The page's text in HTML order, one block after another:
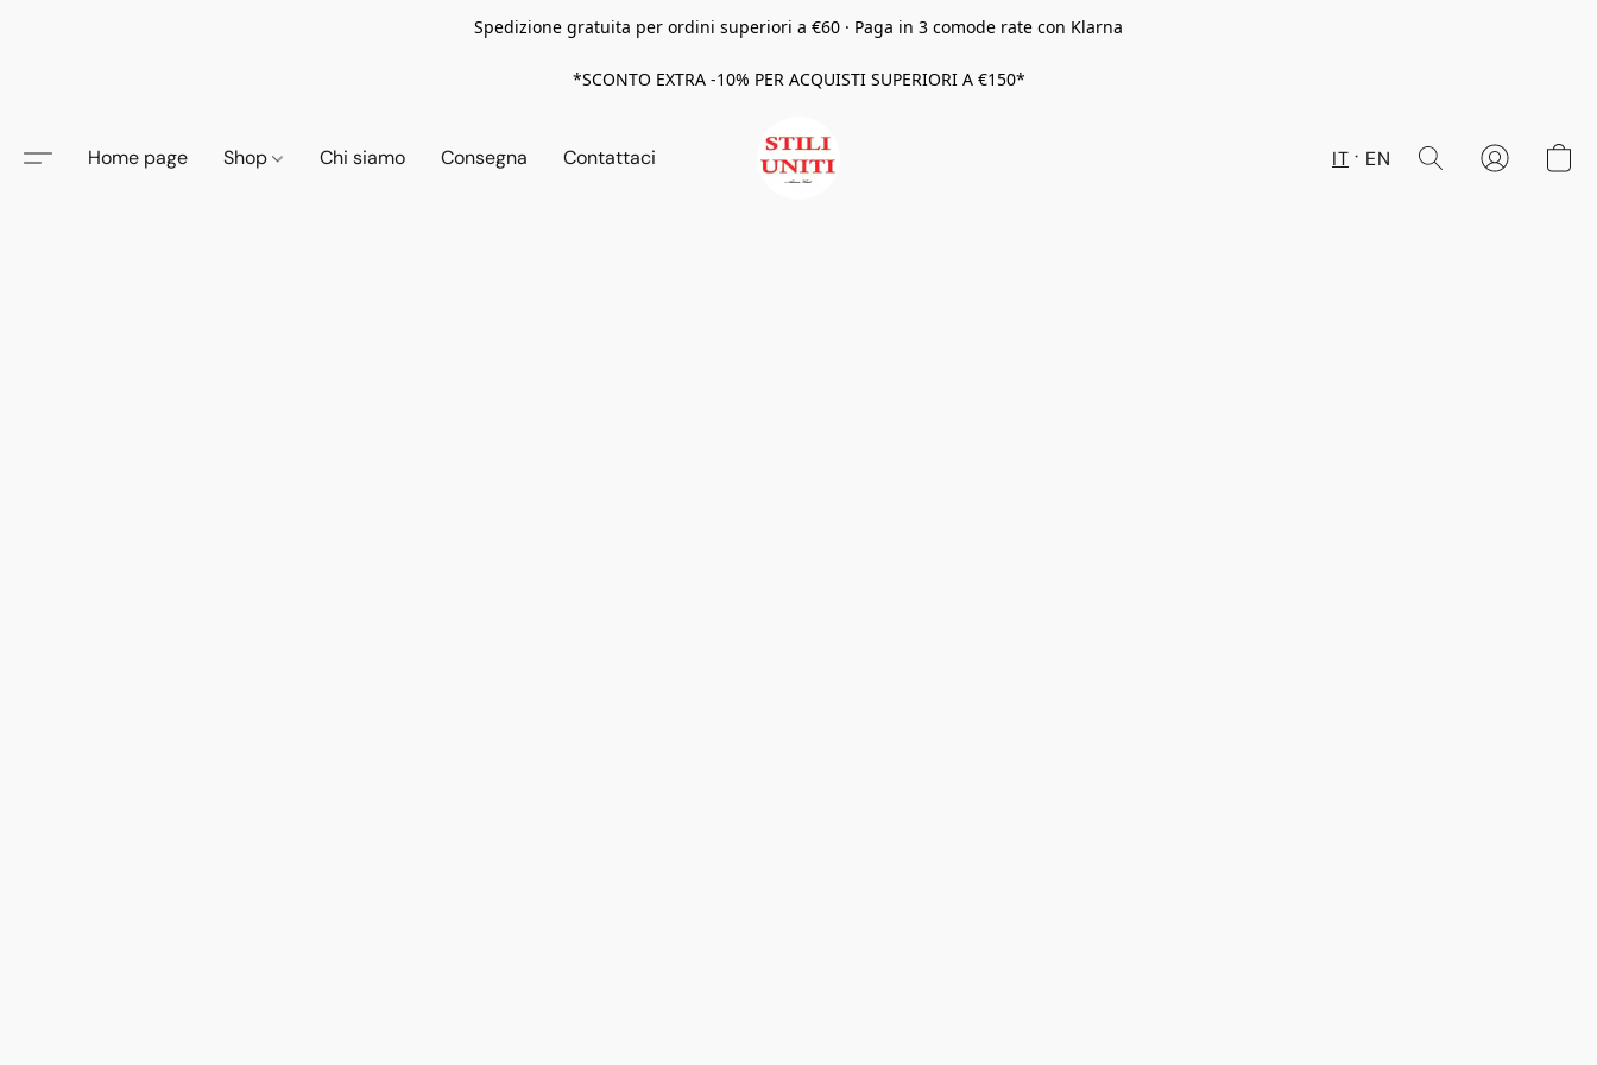
Spedizione gratuita per ordini superiori a €60 · Paga in 3 comode rate con Klarna
*SCONTO EXTRA -10% PER ACQUISTI SUPERIORI A €150*
Home page Shop Chi siamo Consegna Contattaci IT EN